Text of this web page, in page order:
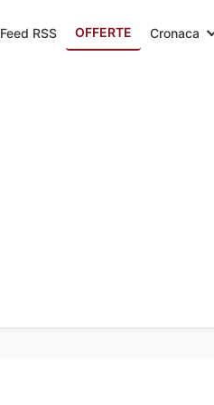
Feed RSS OFFERTE Cronaca